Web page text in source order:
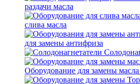
раздачи масла
слива масла
для замены антифриза
Оборудование для замены